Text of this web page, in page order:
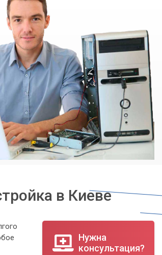
в Киеве
Нужна
консультация?